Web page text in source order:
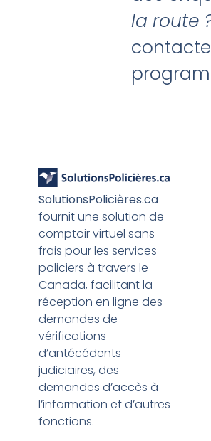
la route
SolutionsPolicières.ca
fournit une solution de
comptoir virtuel sans
frais pour les services
policiers à travers le
Canada, facilitant la
réception en ligne des
demandes de
vérifications
d’antécédents
judiciaires, des
demandes d’accès à
l’information et d’autres
fonctions.